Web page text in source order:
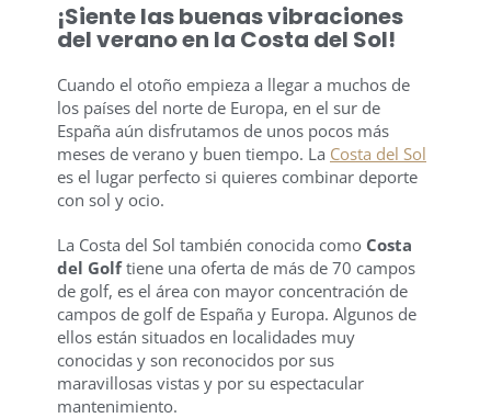
¡Siente las buenas vibraciones
del verano en la Costa del Sol!
Cuando el otoño empieza a llegar a muchos de
los países del norte de Europa, en el sur de
España aún disfrutamos de unos pocos más
meses de verano y buen tiempo. La Costa del Sol
es el lugar perfecto si quieres combinar deporte
con sol y ocio.
La Costa del Sol también conocida como Costa
del Golftiene una oferta de más de 70 campos
de golf, es el área con mayor concentración de
campos de golf de España y Europa. Algunos de
ellos están situados en localidades muy
conocidas y son reconocidos por sus
maravillosas vistas y por su espectacular
mantenimiento.